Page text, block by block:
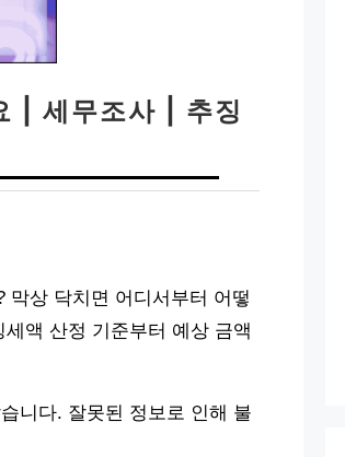
| 세무조사 | 추징
막상 닥치면 어디서부터 어떻
액 산정 기준부터 예상 금액
니다. 잘못된 정보로 인해 불